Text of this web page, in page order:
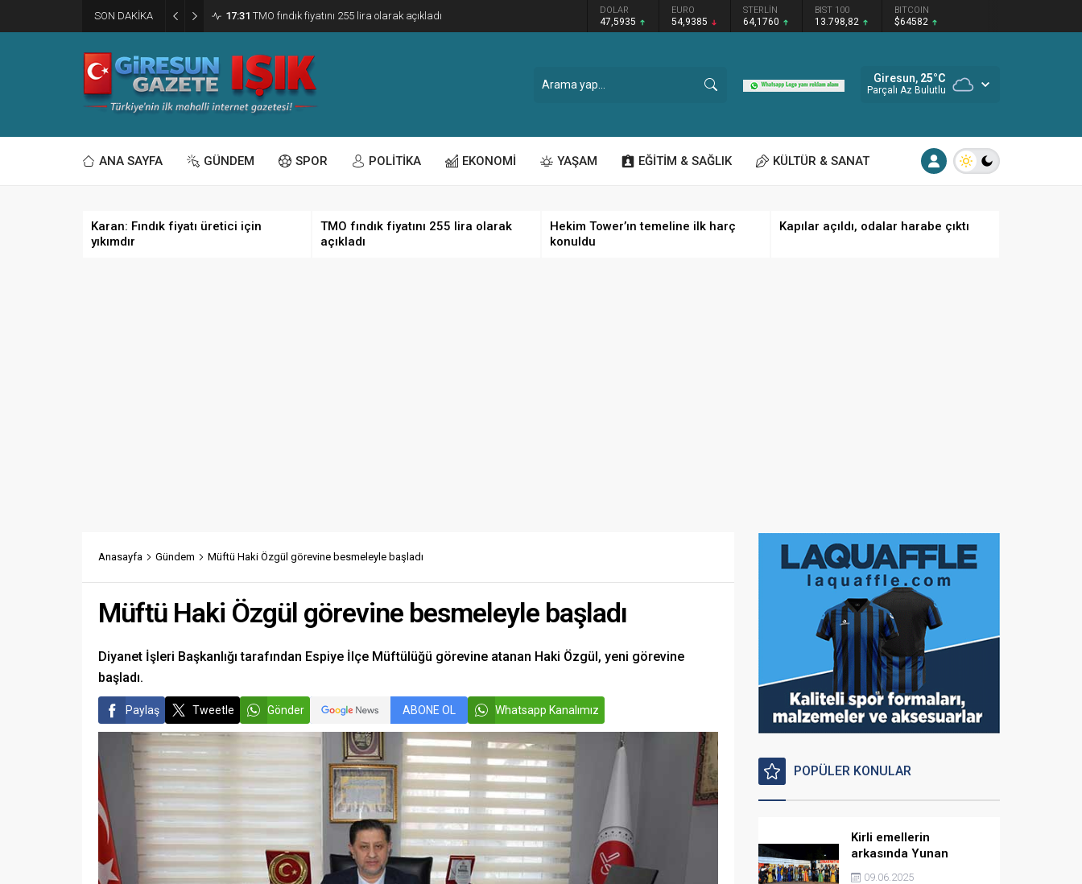
SON DAKİKA 17:31 TMO fındık fiyatını 255 lira olarak açıkladı DOLAR
47,5935
EURO
54,9385
STERLİN
64,1760
BIST 100
13.798,82
BITCOIN
$64582
Giresun, 25°C
Parçalı Az Bulutlu
ANA SAYFA GÜNDEM SPOR POLİTİKA EKONOMİ YAŞAM EĞİTİM & SAĞLIK KÜLTÜR & SANAT
Karan: Fındık fiyatı üretici için
yıkımdır
TMO fındık fiyatını 255 lira olarak
açıkladı
Hekim Tower’ın temeline ilk harç
konuldu
Kapılar açıldı, odalar harabe çıktı
Anasayfa Gündem Müftü Haki Özgül görevine besmeleyle başladı
Müftü Haki Özgül görevine besmeleyle başladı
Diyanet İşleri Başkanlığı tarafından Espiye İlçe Müftülüğü görevine atanan Haki Özgül, yeni görevine
başladı.
Paylaş Tweetle Gönder ABONE OL Whatsapp Kanalımız
POPÜLER KONULAR
Kirli emellerin
arkasında Yunan
istihbaratı var
09.06.2025